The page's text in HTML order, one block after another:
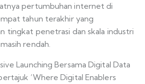
pertumbuhan internet di
tahun terakhir yang
tingkat penetrasi dan skala industri
rendah.
Launching Bersama Digital Data
‘Where Digital Enablers